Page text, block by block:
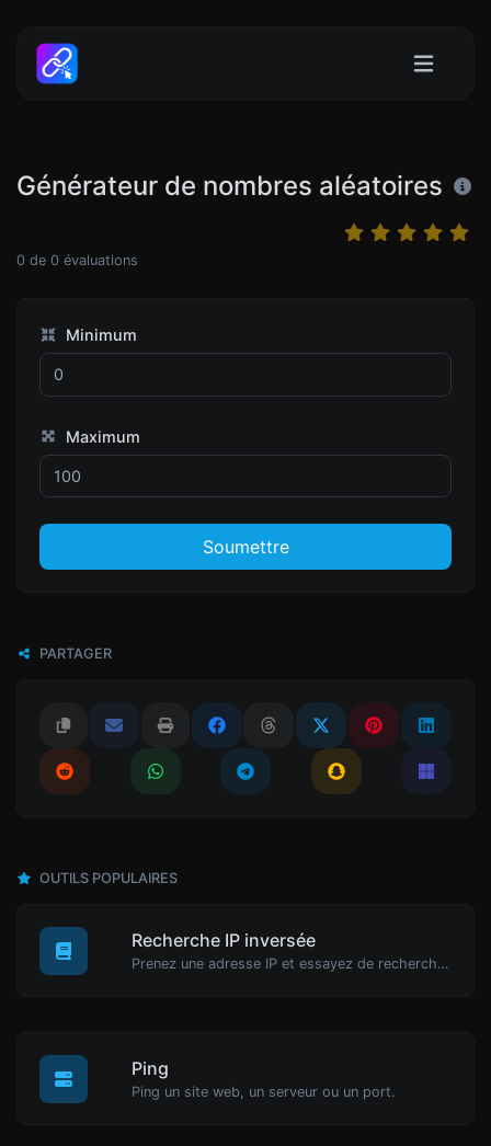
Générateur de nombres aléatoires
0 de 0 évaluations
Minimum
Maximum
Soumettre
PARTAGER
OUTILS POPULAIRES
Recherche IP inversée
Prenez une adresse IP et essayez de rechercher le domaine/hôte associé.
Ping
Ping un site web, un serveur ou un port.